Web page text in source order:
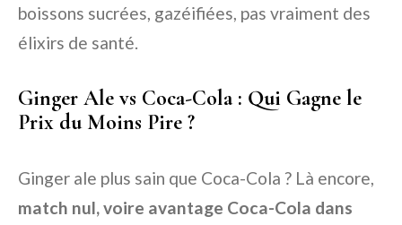
boissons sucrées, gazéifiées, pas vraiment des
élixirs de santé.
Ginger Ale vs Coca-Cola : Qui Gagne le
Prix du Moins Pire ?
Ginger ale plus sain que Coca-Cola ? Là encore,
match nul, voire avantage Coca-Cola dans